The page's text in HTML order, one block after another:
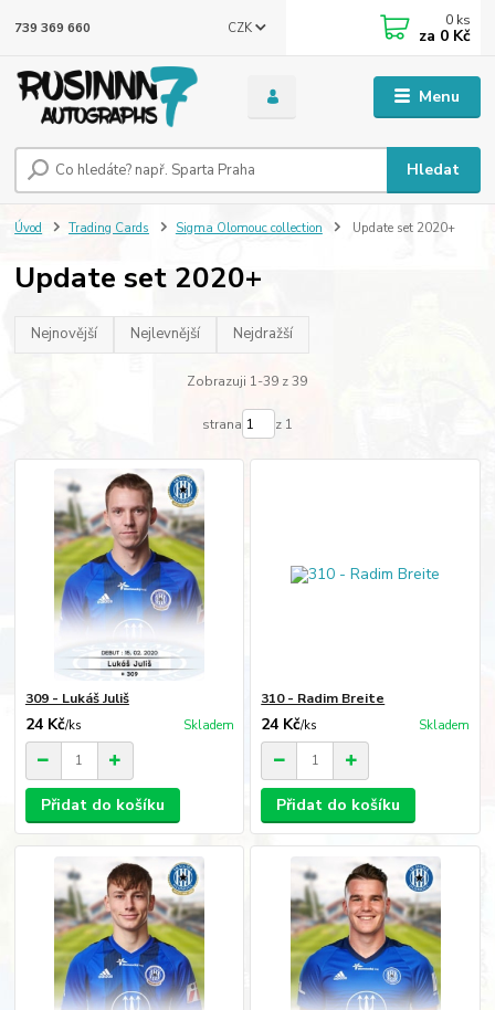
Menu
CZK
Hledat
739 369 660 0 ks
za 0 Kč
Úvod Trading Cards Sigma Olomouc collection Update set 2020+
Update set 2020+
Nejnovější Nejlevnější Nejdražší
Zobrazuji 1-39 z 39
strana z 1
309 - Lukáš Juliš
24 Kč/ks Skladem
Přidat do košíku
310 - Radim Breite
24 Kč/ks Skladem
Přidat do košíku